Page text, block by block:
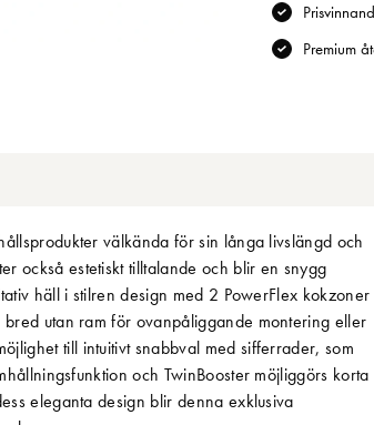
Premium
välkända för sin långa livslängd och
också estetiskt tilltalande och blir en snygg
häll i stilren design med 2 PowerFlex kokzoner
utan ram för ovanpåliggande montering eller
till intuitivt snabbval med sifferrader, som
och TwinBooster möjliggörs korta
eleganta design blir denna exklusiva